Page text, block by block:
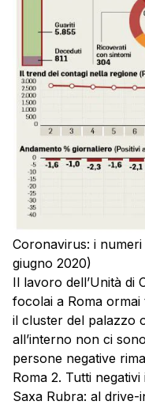
Coronavirus: i
giugno 2020)
Il lavoro dell’Unità di
focolai a Roma
il cluster del palazzo
all’interno non ci
persone negative
Roma 2. Tutti
Saxa Rubra: al drive-